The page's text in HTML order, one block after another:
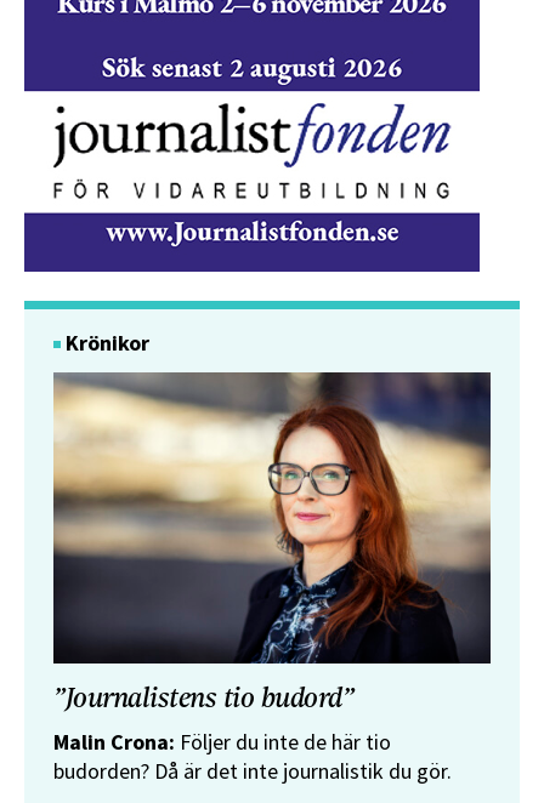
Krönikor
”Journalistens tio budord”
Malin Crona: Följer du inte de här tio
budorden? Då är det inte journalistik du gör.